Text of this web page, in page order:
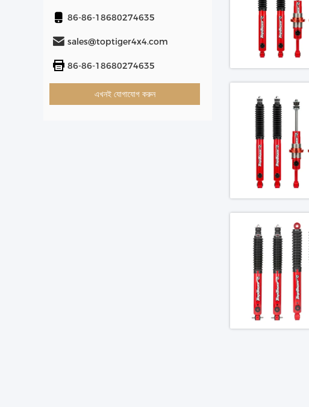
86-86-18680274635
sales@toptiger4x4.com
86-86-18680274635
এখনই যোগাযোগ করুন